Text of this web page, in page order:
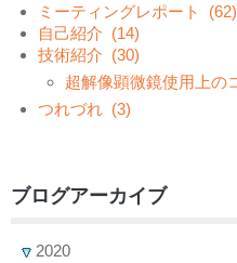
ミーティングレポート
(62)
自己紹介 (14)
技術紹介 (30)
超解像顕微鏡使用上の
つれづれ (3)
ブログアーカイブ
2020